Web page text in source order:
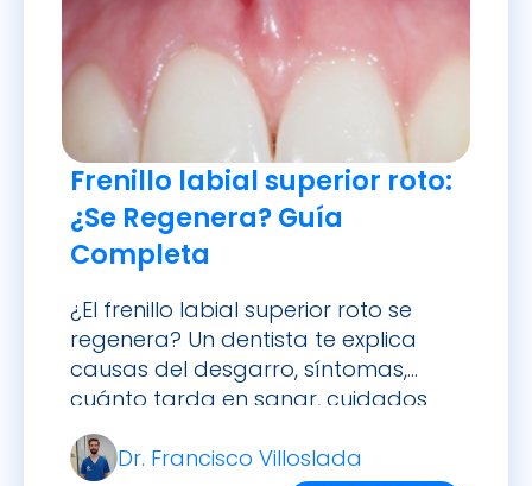
Frenillo labial superior roto:
¿Se Regenera? Guía
Completa
¿El frenillo labial superior roto se
regenera? Un dentista te explica
causas del desgarro, síntomas,
cuánto tarda en sanar, cuidados
prácticos y cuándo buscar ayuda
profesional.
Dr. Francisco Villoslada